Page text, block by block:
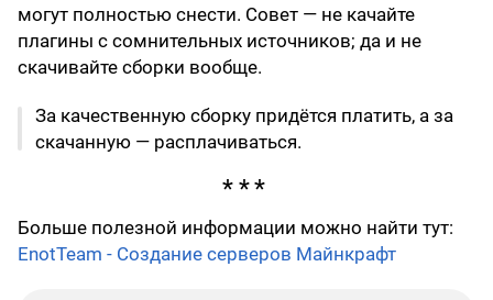
могут полностью снести. Совет — не качайте
плагины с сомнительных источников; да и не
скачивайте сборки вообще.
За качественную сборку придётся платить, а за
скачанную — расплачиваться.
Больше полезной информации можно найти тут:
EnotTeam - Создание серверов Майнкрафт